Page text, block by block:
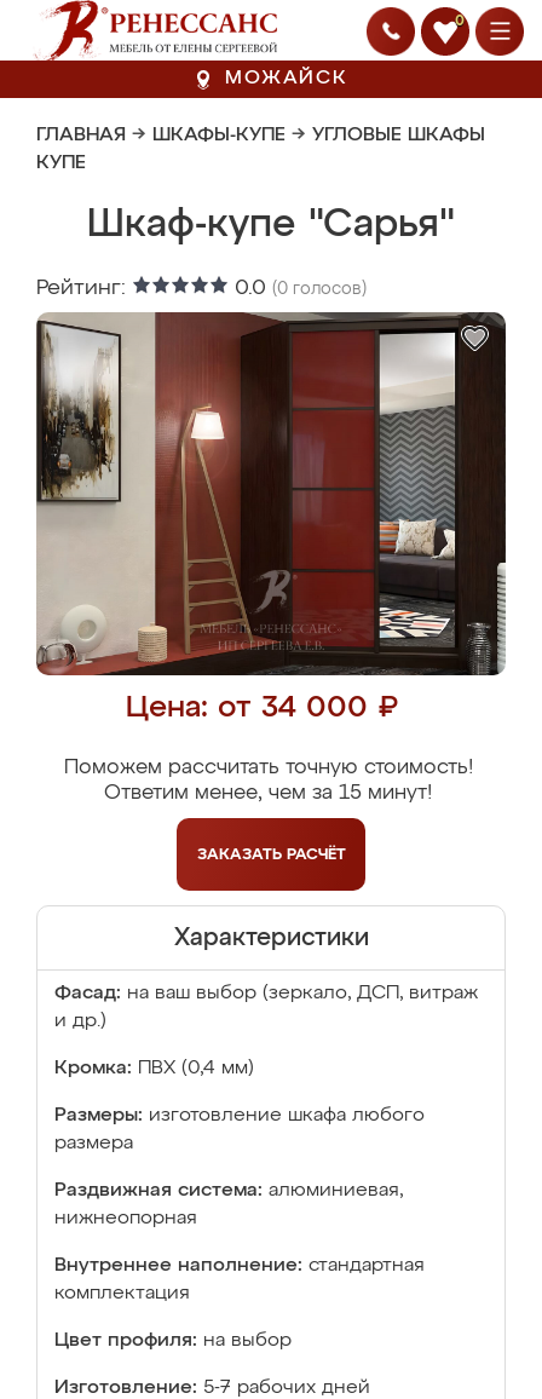
0
МОЖАЙСК
ГЛАВНАЯ → ШКАФЫ-КУПЕ → УГЛОВЫЕ ШКАФЫ
КУПЕ
Шкаф-купе "Сарья"
Рейтинг: 0.0 (0 голосов)
Цена: от 34 000 ₽
Поможем рассчитать точную стоимость!
Ответим менее, чем за 15 минут!
ЗАКАЗАТЬ РАСЧЁТ
Характеристики
Фасад: на ваш выбор (зеркало, ДСП, витраж
и др.)
Кромка: ПВХ (0,4 мм)
Размеры: изготовление шкафа любого
размера
Раздвижная система: алюминиевая,
нижнеопорная
Внутреннее наполнение: стандартная
комплектация
Цвет профиля: на выбор
Изготовление: 5-7 рабочих дней